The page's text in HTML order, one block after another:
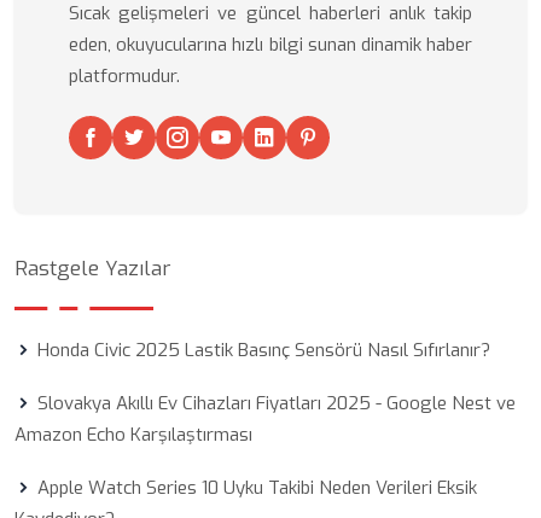
Sıcak gelişmeleri ve güncel haberleri anlık takip
eden, okuyucularına hızlı bilgi sunan dinamik haber
platformudur.
Rastgele Yazılar
Honda Civic 2025 Lastik Basınç Sensörü Nasıl Sıfırlanır?
Slovakya Akıllı Ev Cihazları Fiyatları 2025 - Google Nest ve
Amazon Echo Karşılaştırması
Apple Watch Series 10 Uyku Takibi Neden Verileri Eksik